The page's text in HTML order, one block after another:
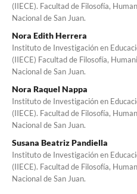
(IIECE). Facultad de Filosofía,
Nacional de San Juan.
Nora Edith Herrera
Instituto de Investigación en
(IIECE) Facultad de Filosofía,
Nacional de San Juan.
Nora Raquel Nappa
Instituto de Investigación en
(IIECE). Facultad de Filosofía,
Nacional de San Juan.
Susana Beatriz Pandiella
Instituto de Investigación en
(IIECE). Facultad de Filosofía,
Nacional de San Juan.